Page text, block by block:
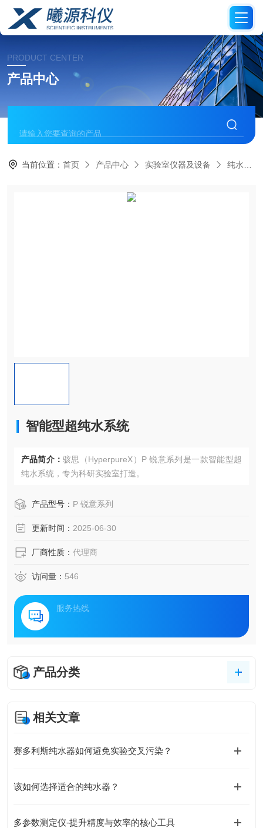
PRODUCT CENTER
产品中心
当前位置：首页 产品中心 实验室仪器及设备 纯水器
智能型超纯水系统
产品简介： 骇思（HyperpureX）P 锐意系列是一款智能型超
纯水系统，专为科研实验室打造。
产品型号： P 锐意系列
更新时间： 2025-06-30
厂商性质： 代理商
访问量： 546
服务热线
产品分类
相关文章
赛多利斯纯水器如何避免实验交叉污染？
该如何选择适合的纯水器？
多参数测定仪-提升精度与效率的核心工具